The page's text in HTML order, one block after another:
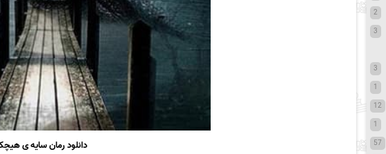
دانلود رمان سایه ی
2
3
3
1
12
1
57